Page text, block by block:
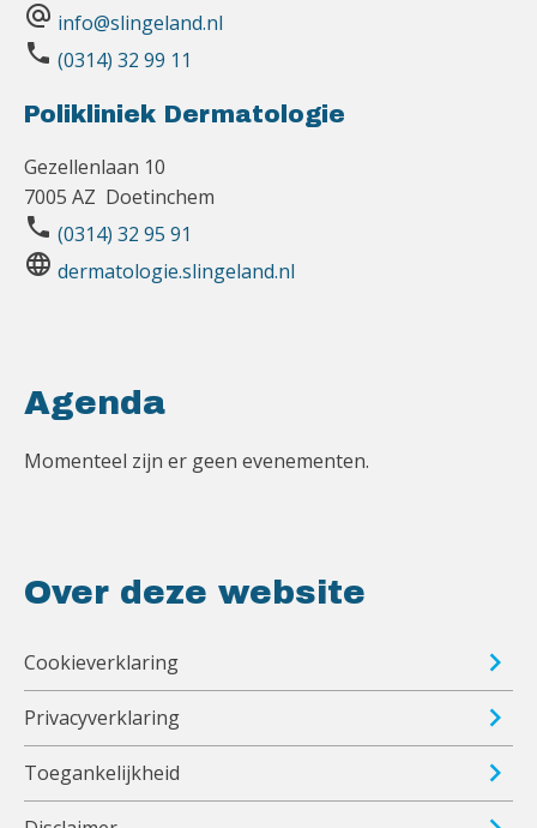
alternate_email info@slingeland.nl
phone (0314) 32 99 11
Polikliniek Dermatologie
Gezellenlaan 10
7005 AZ Doetinchem
phone (0314) 32 95 91
language dermatologie.slingeland.nl
Agenda
Momenteel zijn er geen evenementen.
Over deze website
Cookieverklaring
Privacyverklaring
Toegankelijkheid